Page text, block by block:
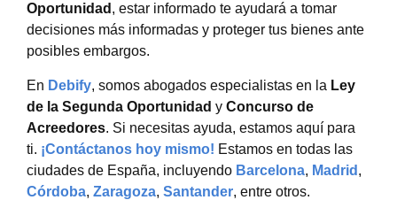
Oportunidad , estar informado te ayudará a tomar
decisiones más informadas y proteger tus bienes ante
posibles embargos.
En Debify, somos abogados especialistas en la Ley
de la Segunda Oportunidad y Concurso de
Acreedores. Si necesitas ayuda, estamos aquí para
ti. ¡Contáctanos hoy mismo! Estamos en todas las
ciudades de España, incluyendo Barcelona, Madrid ,
Córdoba, Zaragoza, Santander, entre otros.